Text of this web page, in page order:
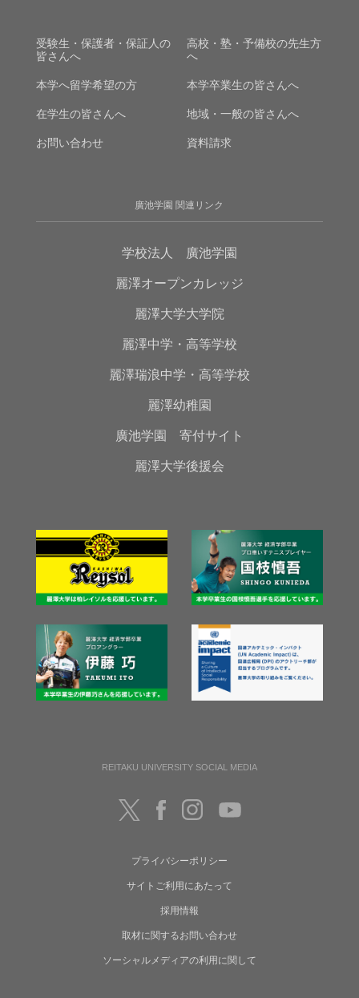
受験生・保護者・保証人の
皆さんへ
高校・塾・予備校の先生方
へ
本学へ留学希望の方 本学卒業生の皆さんへ
在学生の皆さんへ 地域・一般の皆さんへ
お問い合わせ 資料請求
廣池学園 関連リンク
学校法人 廣池学園
麗澤オープンカレッジ
麗澤大学大学院
麗澤中学・高等学校
麗澤瑞浪中学・高等学校
麗澤幼稚園
廣池学園 寄付サイト
麗澤大学後援会
REITAKU UNIVERSITY SOCIAL MEDIA
プライバシーポリシー
サイトご利用にあたって
採用情報
取材に関するお問い合わせ
ソーシャルメディアの利用に関して